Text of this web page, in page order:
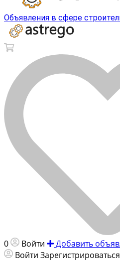
Объявления в сфере
0 Войти
Добавить
Войти Зарегистрироваться